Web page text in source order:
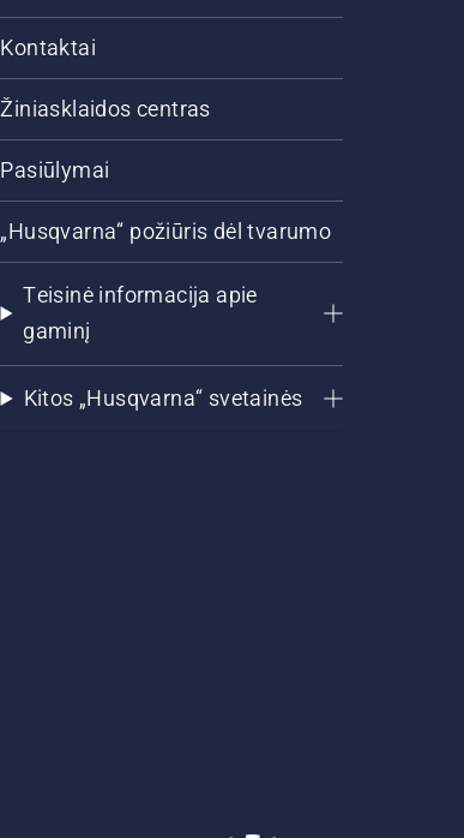
Kontaktai
Žiniasklaidos centras
Pasiūlymai
„Husqvarna“ požiūris dėl tvarumo
Teisinė informacija apie
gaminį
Kitos „Husqvarna“ svetainės